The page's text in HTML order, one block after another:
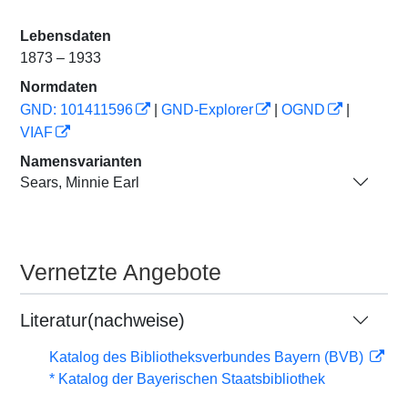
Lebensdaten
1873 – 1933
Normdaten
GND: 101411596
GND-Explorer OGND
VIAF
Namensvarianten
Sears, Minnie Earl
Vernetzte Angebote
Literatur(nachweise)
Katalog des Bibliotheksverbundes Bayern (BVB)
* Katalog der Bayerischen Staatsbibliothek